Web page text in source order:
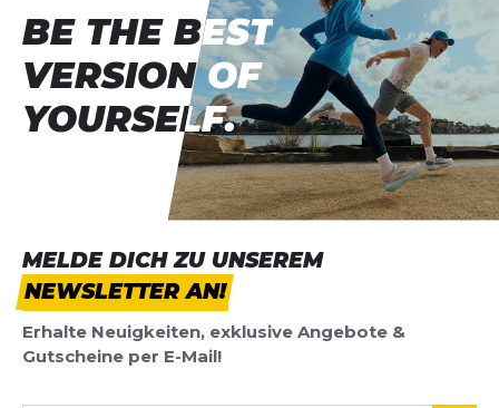
MELDE DICH ZU UNSEREM
NEWSLETTER AN!
Erhalte Neuigkeiten, exklusive Angebote &
Gutscheine per E-Mail!
BE THE BEST
VERSION OF
YOURSELF.
BE THE BEST
VERSION OF
YOURSELF.